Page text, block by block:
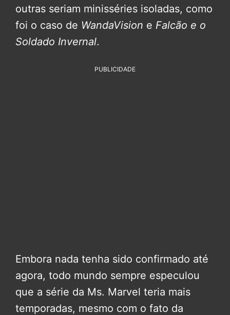
outras seriam minisséries isoladas, como
foi o caso de WandaVision e Falcão e o
Soldado Invernal.
PUBLICIDADE
Embora nada tenha sido confirmado até
agora, todo mundo sempre especulou
que a série da Ms. Marvel teria mais
temporadas, mesmo com o fato da